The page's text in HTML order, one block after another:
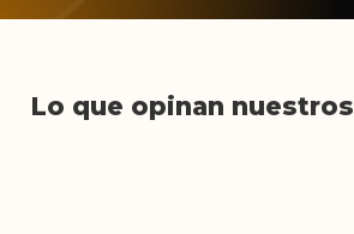
Lo que opinan nuestros